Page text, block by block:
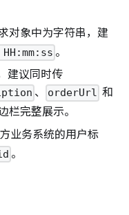
对象中为字符串，建
。
建议同时传
、 orderUrl 和
栏完整展示。
业务系统的用户标
。